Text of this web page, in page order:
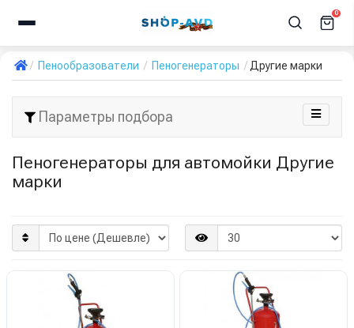
0
Пенообразователи Пеногенераторы Другие марки
Параметры подбора
Пеногенераторы для автомойки Другие
марки